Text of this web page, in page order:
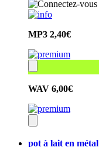
MP3 2,40€
WAV 6,00€
pot à lait en